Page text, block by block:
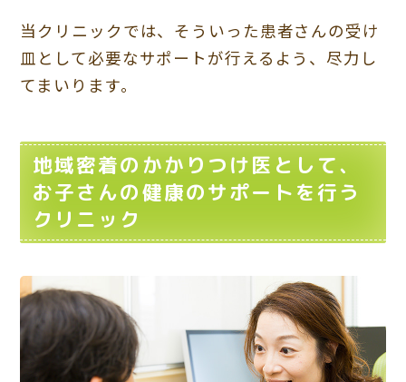
当クリニックでは、そういった患者さんの受け
皿として必要なサポートが行えるよう、尽力し
てまいります。
地域密着のかかりつけ医として、
お子さんの健康のサポートを行う
クリニック